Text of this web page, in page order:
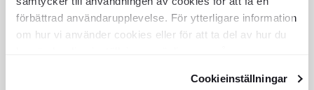
förbättrad användarupplevelse. För ytterligare information
om hur vi använder cookies eller för att ta del av hur du
Cookieinställningar
of